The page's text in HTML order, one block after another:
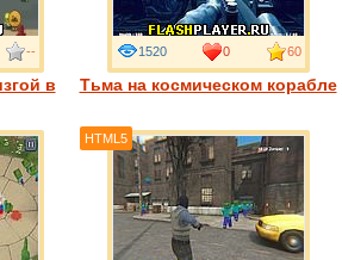
в
--
Тьма на космическом корабле
1520 0 60
HTML5